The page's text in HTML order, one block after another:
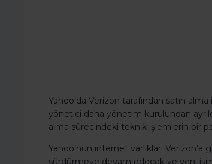
Yahoo’da Verizon tarafından satın
yönetici daha yönetim kurulundan
alma sürecindeki teknik işlemlerin bir
Yahoo’nun internet varlıkları Verizon’a
sürdürmeye devam edecek ve yeni